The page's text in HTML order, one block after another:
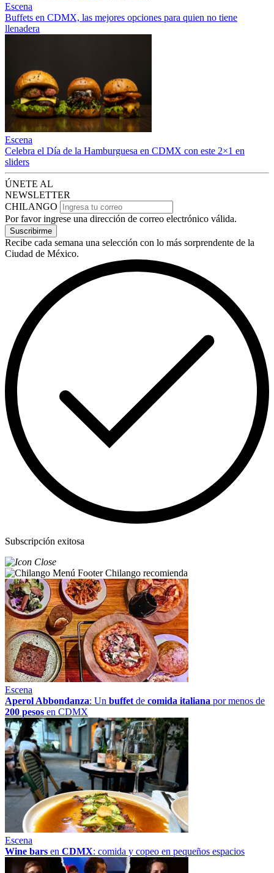
Escena
Buffets en CDMX, las mejores opciones para quien no tiene
llenadera
Escena
Celebra el Día de la Hamburguesa en CDMX con este 2×1 en
sliders
ÚNETE AL
NEWSLETTER
CHILANGO
Por favor ingrese una dirección de correo electrónico válida.
Suscribirme
Recibe cada semana una selección con lo más sorprendente de la
Ciudad de México.
Subscripción exitosa
Chilango recomienda
Escena
Aperol Abbondanza: Un buffet de comida italiana por menos de
200 pesos en CDMX
Escena
Wine bars en CDMX: comida y copeo en pequeños espacios